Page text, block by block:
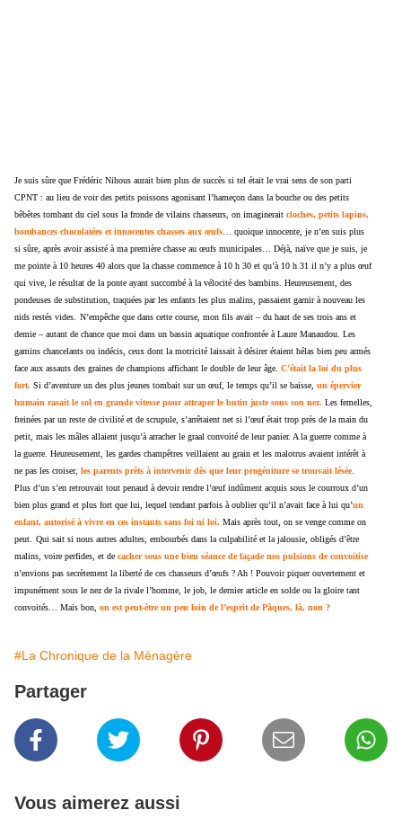
Je suis sûre que Frédéric Nihous aurait bien plus de succès si tel était le vrai sens de son parti
CPNT : au lieu de voir des petits poissons agonisant l’hameçon dans la bouche ou des petits
bêbêtes tombant du ciel sous la fronde de vilains chasseurs, on imaginerait cloches, petits lapins,
bombances chocolatées et innocentes chasses aux œufs … quoique innocente, je n’en suis plus
si sûre, après avoir assisté à ma première chasse au œufs municipales… Déjà, naïve que je suis, je
me pointe à 10 heures 40 alors que la chasse commence à 10 h 30 et qu’à 10 h 31 il n’y a plus œuf
qui vive, le résultat de la ponte ayant succombé à la vélocité des bambins. Heureusement, des
pondeuses de substitution, traquées par les enfants les plus malins, passaient garnir à nouveau les
nids restés vides.
N’empêche que dans cette course, mon fils avait – du haut de ses trois ans et
demie – autant de chance que moi dans un bassin aquatique confrontée à Laure Manaudou. Les
gamins chancelants ou indécis, ceux dont la motricité laissait à désirer étaient hélas bien peu armés
face aux assauts des graines de champions affichant le double de leur âge. C’était la loi du plus
fort. Si d’aventure un des plus jeunes tombait sur un œuf, le temps qu’il se baisse, un épervier
humain rasait le sol en grande vitesse pour attraper le butin juste sous son nez. Les femelles,
freinées par un reste de civilité et de scrupule, s’arrêtaient net si l’œuf était trop près de la main du
petit, mais les mâles allaient jusqu’à arracher le graal convoité de leur panier. A la guerre comme à
la guerre. Heureusement, les gardes champêtres veillaient au grain et les malotrus avaient intérêt à
ne pas les croiser, les parents prêts à intervenir dès que leur progéniture se trouvait lésée.
Plus d’un s’en retrouvait tout penaud à devoir rendre l’œuf indûment acquis sous le courroux d’un
bien plus grand et plus fort que lui, lequel tendant parfois à oublier qu’il n’avait face à lui qu’un
enfant, autorisé à vivre en ces instants sans foi ni loi. Mais après tout, on se venge comme on
peut.
Qui sait si nous autres adultes, embourbés dans la culpabilité et la jalousie, obligés d’être
malins, voire perfides, et de cacher sous une bien séance de façade nos pulsions de convoitise
n’envions pas secrètement la liberté de ces chasseurs d’œufs ? Ah ! Pouvoir piquer ouvertement et
impunément sous le nez de la rivale l’homme, le job, le dernier article en solde ou la gloire tant
convoités… Mais bon, on est peut-être un peu loin de l’esprit de Pâques, là, non ?
#La Chronique de la Ménagère
Partager
Vous aimerez aussi